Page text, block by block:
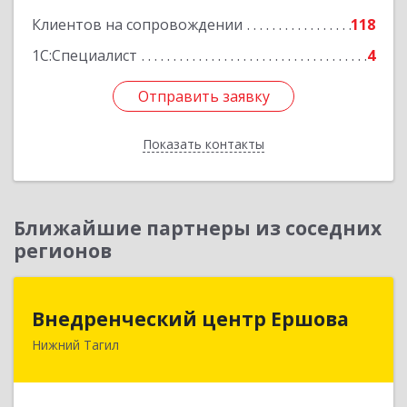
Клиентов на сопровождении
118
1С:Специалист
4
Отправить заявку
Показать контакты
Отправить заявку
Назад
Ближайшие партнеры из соседних
регионов
Внедренческий центр Ершова
Нижний Тагил
Внедренческий центр Ершова
622030, Свердловская обл, Нижний Тагил г,